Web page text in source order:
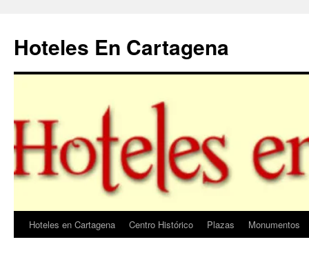
contenido
Hoteles En Cartagena
Hoteles en Cartagena Centro Histórico Plazas Monumentos